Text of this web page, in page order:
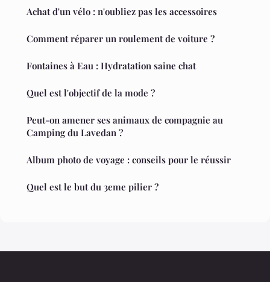
Achat d'un vélo : n'oubliez pas les accessoires
Comment réparer un roulement de voiture ?
Fontaines à Eau : Hydratation saine chat
Quel est l'objectif de la mode ?
Peut-on amener ses animaux de compagnie au
Camping du Lavedan ?
Album photo de voyage : conseils pour le réussir
Quel est le but du 3eme pilier ?